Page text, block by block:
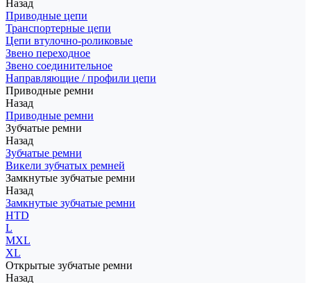
Назад
Приводные цепи
Транспортерные цепи
Цепи втулочно-роликовые
Звено переходное
Звено соединительное
Направляющие / профили цепи
Приводные ремни
Назад
Приводные ремни
Зубчатые ремни
Назад
Зубчатые ремни
Викели зубчатых ремней
Замкнутые зубчатые ремни
Назад
Замкнутые зубчатые ремни
HTD
L
MXL
XL
Открытые зубчатые ремни
Назад